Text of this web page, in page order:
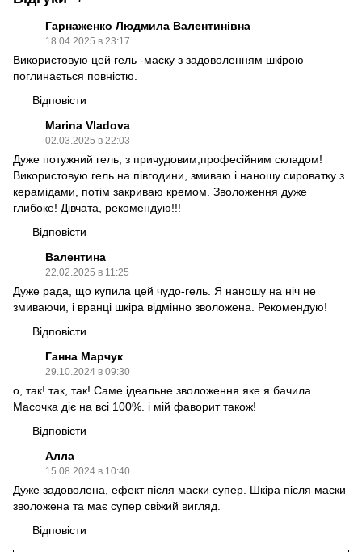
Гарнаженко Людмила Валентинівна
18.04.2025 в 23:17
Використовую цей гель -маску з задоволенням шкірою
поглинається повністю.
Відповісти
Marina Vladova
02.03.2025 в 22:03
Дуже потужний гель, з причудовим,професійним складом!
Використовую гель на півгодини, змиваю і наношу сироватку з
керамідами, потім закриваю кремом. Зволоження дуже
глибоке! Дівчата, рекомендую!!!
Відповісти
Валентина
22.02.2025 в 11:25
Дуже рада, що купила цей чудо-гель. Я наношу на ніч не
змиваючи, і вранці шкіра відмінно зволожена. Рекомендую!
Відповісти
Ганна Марчук
29.10.2024 в 09:30
о, так! так, так! Саме ідеальне зволоження яке я бачила.
Масочка діє на всі 100%. і мій фаворит також!
Відповісти
Алла
15.08.2024 в 10:40
Дуже задоволена, ефект після маски супер. Шкіра після маски
зволожена та має супер свіжий вигляд.
Відповісти